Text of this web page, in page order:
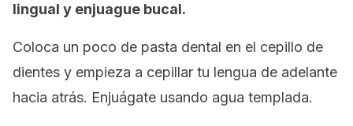
lingual y enjuague bucal.
Coloca un poco de pasta dental en el cepillo de
dientes y empieza a cepillar tu lengua de adelante
hacia atrás. Enjuágate usando agua templada.